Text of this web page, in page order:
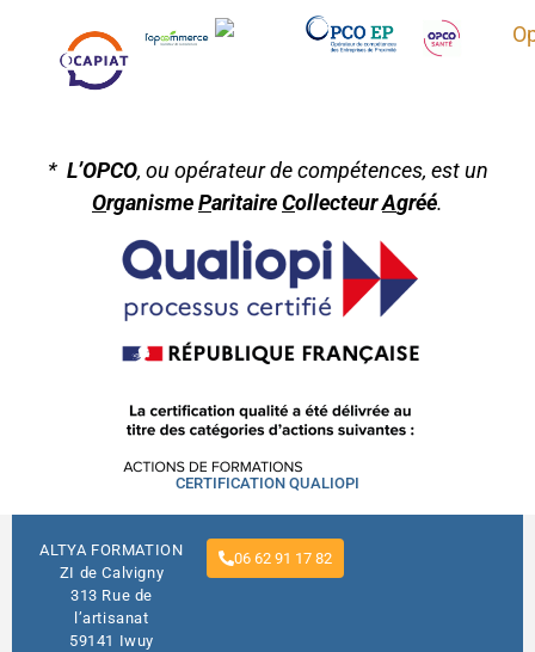
* L’OPCO, ou opérateur de compétences, est un
OrganismeParitaireCollecteurAgréé.
CERTIFICATION QUALIOPI
ALTYA FORMATION
ZI de Calvigny
313 Rue de
l’artisanat
59141 Iwuy
06 62 91 17 82